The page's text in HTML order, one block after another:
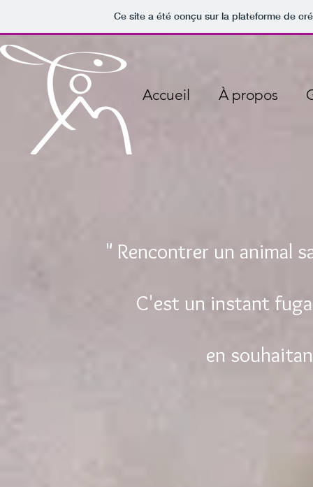
Ce site a été conçu sur la plateforme de
Accueil À propos
" Rencontrer un animal
C'est un instant
en